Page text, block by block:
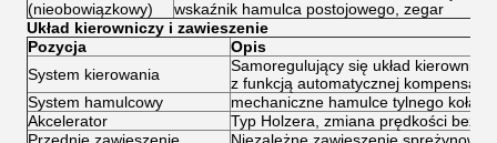
(nieobowiązkowy)
wskaźnik hamulca postojowego, zegar
Układ kierowniczy i zawieszenie
Pozycja
Opis
System kierowania
Samoregulujący się układ
z funkcją automatycznej kompensacji
System hamulcowy
mechaniczne hamulce tylnego koła
Akcelerator
Typ Holzera, zmiana prędkości